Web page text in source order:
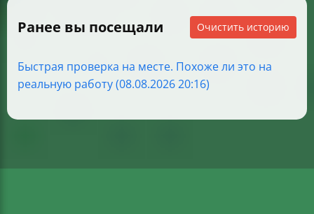
Ранее вы посещали Очистить историю
Быстрая проверка на месте. Похоже ли это на
реальную работу (08.08.2026 20:16)